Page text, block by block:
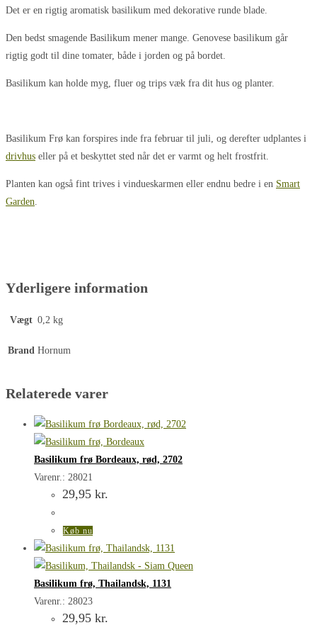
Det er en rigtig aromatisk basilikum med dekorative runde blade.
Den bedst smagende Basilikum mener mange. Genovese basilikum går
rigtig godt til dine tomater, både i jorden og på bordet.
Basilikum kan holde myg, fluer og trips væk fra dit hus og planter.
Basilikum Frø kan forspires inde fra februar til juli, og derefter udplantes i
drivhus eller på et beskyttet sted når det er varmt og helt frostfrit.
Planten kan også fint trives i vindueskarmen eller endnu bedre i en Smart
Garden.
Yderligere information
Vægt 0,2 kg
Brand Hornum
Relaterede varer
Basilikum frø Bordeaux, rød, 2702
Varenr.: 28021
29,95 kr.
Køb nu
Basilikum frø, Thailandsk, 1131
Varenr.: 28023
29,95 kr.